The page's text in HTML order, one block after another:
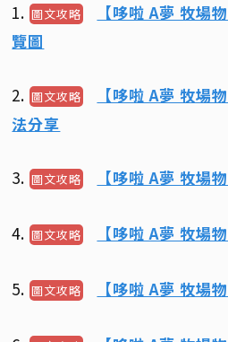
1.圖文攻略
【哆啦 A夢 牧場
覽圖
2.圖文攻略
【哆啦 A夢 牧場
法分享
3.圖文攻略 【哆啦 A夢 牧場
4.圖文攻略 【哆啦 A夢 牧場
5.圖文攻略 【哆啦 A夢 牧場